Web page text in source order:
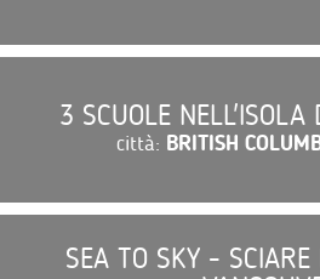
3 SCUOLE NELL'ISOLA
città: BRITISH
SEA TO SKY -